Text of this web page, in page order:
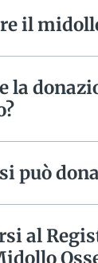
il
la
può
al